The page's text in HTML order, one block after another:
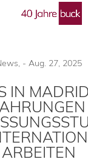
, - Aug. 27, 2025
IN
ARBEITEN